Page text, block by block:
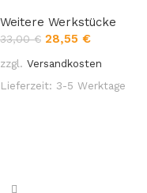
Weitere Werkstücke
33,00€ 28,55 €
zzgl. Versandkosten
Lieferzeit: 3-5 Werktage